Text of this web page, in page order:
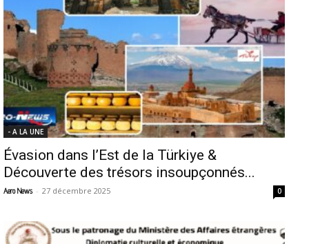
- A LA UNE
Évasion dans l’Est de la Türkiye &
Découverte des trésors insoupçonnés...
Aero News - 27 décembre 2025 0